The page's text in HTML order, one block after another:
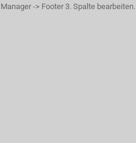
Manager -> Footer 3. Spalte bearbeiten.